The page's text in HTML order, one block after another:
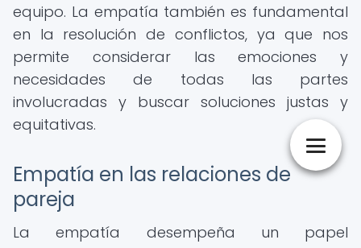
equipo. La empatía también es fundamental
en la resolución de conflictos, ya que nos
permite considerar las emociones y
necesidades de todas las partes
involucradas y buscar soluciones justas y
equitativas.
Empatía en las relaciones de
pareja
La empatía desempeña un papel